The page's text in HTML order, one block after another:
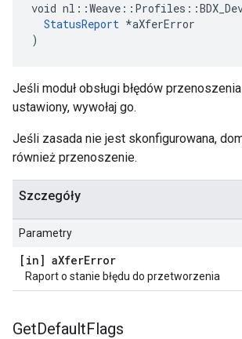
void
StatusReport *aXferError
)
Jeśli moduł obsługi błędów
ustawiony, wywołaj go.
Jeśli zasada nie jest skonfigurowana,
również przenoszenie.
Szczegóły
Parametry
[in] aXferError
Raport o stanie błędu do przetworzenia
GetDefaultFlags